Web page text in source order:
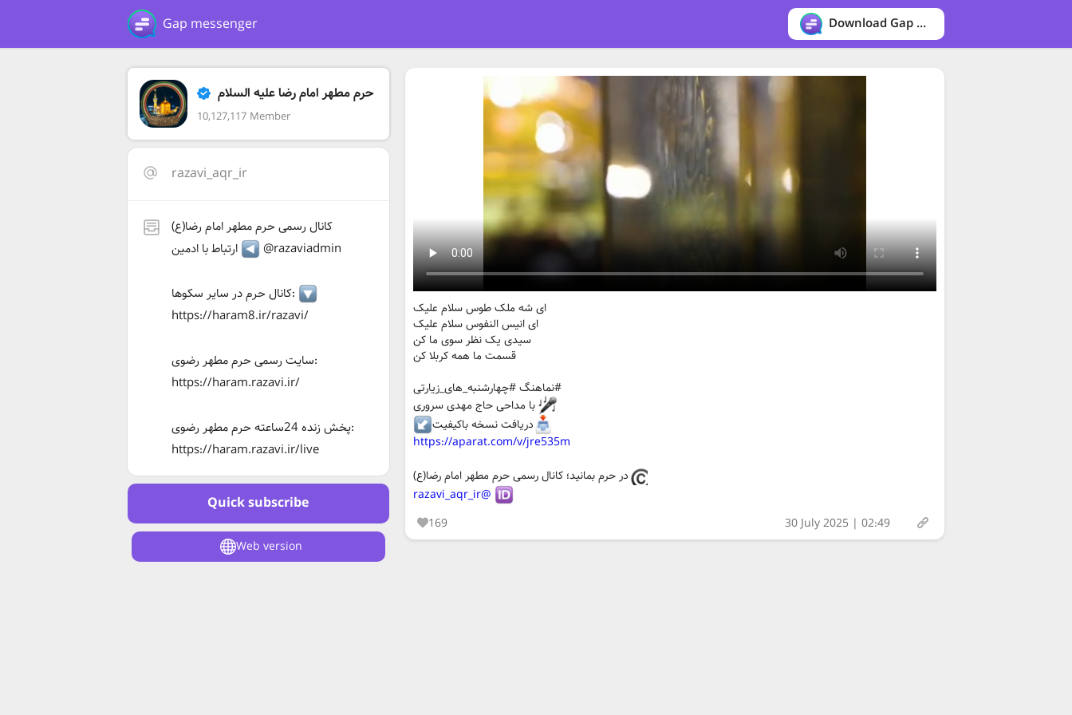
Gap messenger Download Gap messenger
حرم مطهر امام رضا علیه السلام
10,127,117 Member
razavi_aqr_ir
کانال رسمی حرم مطهر امام رضا(ع)
@razaviadmin
کانال حرم در سایر سکوها:
https://haram8.ir/razavi/
سایت رسمی حرم مطهر رضوی:
https://haram.razavi.ir/
پخش زنده 24ساعته حرم مطهر رضوی:
https://haram.razavi.ir/live
Quick subscribe
Web version
ای شه ملک طوس سلام علیک
ای انیس النفوس سلام علیک
سیدی یک نظر سوی ما کن
قسمت ما همه کربلا کن
#نماهنگ #چهارشنبه_های_زیارتی
با مداحی حاج مهدی سروری
دریافت نسخه باکیفیت
https://aparat.com/v/jre535m
در حرم بمانید؛ کانال رسمی حرم مطهر امام رضا(ع)
@razavi_aqr_ir
169
30 July 2025 | 02:49